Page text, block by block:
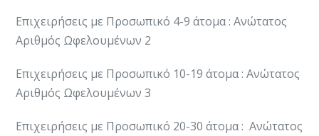
Επιχειρήσεις με Προσωπικό 4-9 άτομα : Ανώτατος
Αριθμός Ωφελουμένων 2
Επιχειρήσεις με Προσωπικό 10-19 άτομα : Ανώτατος
Αριθμός Ωφελουμένων 3
Επιχειρήσεις με Προσωπικό 20-30 άτομα : Ανώτατος